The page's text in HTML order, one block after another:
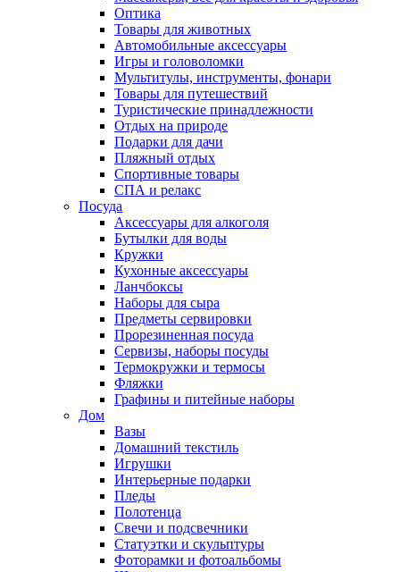
Оптика
Товары для животных
Автомобильные аксессуары
Игры и головоломки
Мультитулы, инструменты, фонари
Товары для путешествий
Туристические принадлежности
Отдых на природе
Подарки для дачи
Пляжный отдых
Спортивные товары
СПА и релакс
Посуда
Аксессуары для алкоголя
Бутылки для воды
Кружки
Кухонные аксессуары
Ланчбоксы
Наборы для сыра
Предметы сервировки
Прорезиненная посуда
Сервизы, наборы посуды
Термокружки и термосы
Фляжки
Графины и питейные наборы
Дом
Вазы
Домашний текстиль
Игрушки
Интерьерные подарки
Пледы
Полотенца
Свечи и подсвечники
Статуэтки и скульптуры
Фоторамки и фотоальбомы